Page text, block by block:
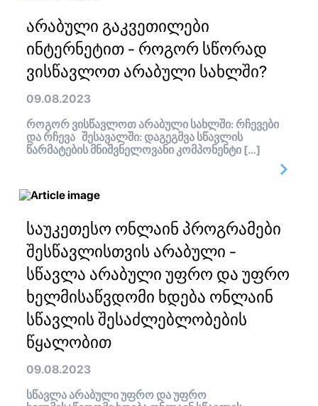
არაბული გაკვეთილები
ინტერნეტით - როგორ სწორად
ვისწავლოთ არაბული სახლში?
09.08.2023
როგორ ვისწავლოთ არაბული სახლში: რჩევები
და რჩევა შესავალში: დაგეგმვა სწავლის
წარმატების მნიშვნელოვანი კომპონენტი […]
საუკეთესო ონლაინ პროგრამები
შესწავლისთვის არაბული -
სწავლა არაბული უფრო და უფრო
ხელმისაწვდომი ხდება ონლაინ
სწავლის შესაძლებლობების
წყალობით
09.08.2023
სწავლა არაბული უფრო და უფრო